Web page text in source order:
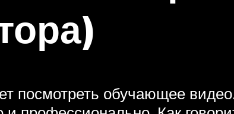
посмотреть обучающее